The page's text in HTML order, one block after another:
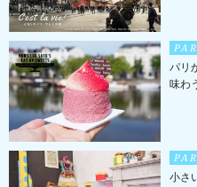
パリ
味わ
小さ